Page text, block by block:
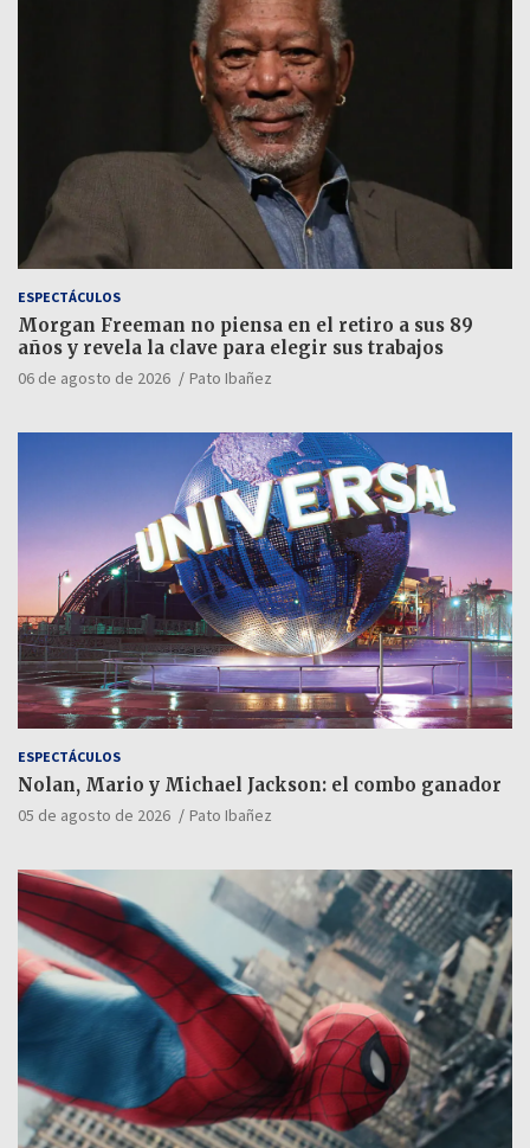
ESPECTÁCULOS
Morgan Freeman no piensa en el retiro a sus 89
años y revela la clave para elegir sus trabajos
06 de agosto de 2026 Pato Ibañez
ESPECTÁCULOS
Nolan, Mario y Michael Jackson: el combo ganador
05 de agosto de 2026 Pato Ibañez